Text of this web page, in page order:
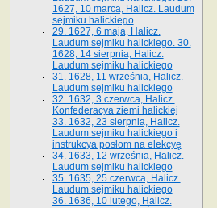
1627, 10 marca, Halicz. Laudum
sejmiku halickiego
29. 1627, 6 maja, Halicz.
Laudum sejmiku halickiego. 30.
1628, 14 sierpnia, Halicz.
Laudum sejmiku halickiego
31. 1628, 11 września, Halicz.
Laudum sejmiku halickiego
32. 1632, 3 czerwca, Halicz.
Konfederacya ziemi halickiej
33. 1632, 23 sierpnia, Halicz.
Laudum sejmiku halickiego i
instrukcya posłom na elekcyę
34. 1633, 12 września, Halicz.
Laudum sejmiku halickiego
35. 1635, 25 czerwca, Halicz.
Laudum sejmiku halickiego
36. 1636, 10 lutego, Halicz.